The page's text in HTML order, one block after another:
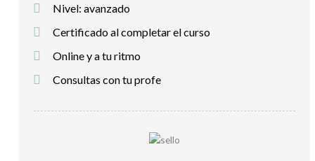
Nivel: avanzado
Certificado al completar el curso
Online y a tu ritmo
Consultas con tu profe